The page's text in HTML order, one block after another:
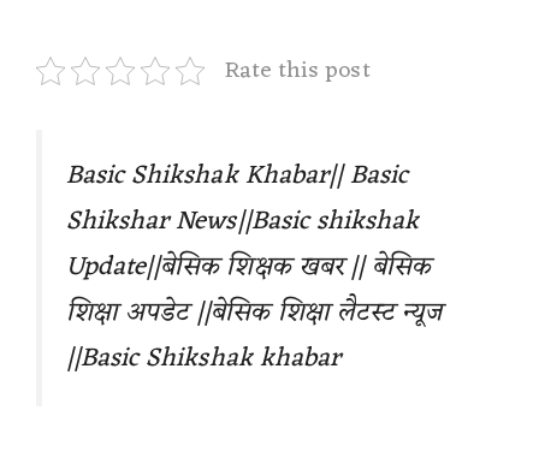
Rate this post
Basic Shikshak Khabar|| Basic
Shikshar News||Basic shikshak
Update||बेसिक शिक्षक खबर || बेसिक
शिक्षा अपडेट ||बेसिक शिक्षा लैटस्ट न्यूज
||Basic Shikshak khabar